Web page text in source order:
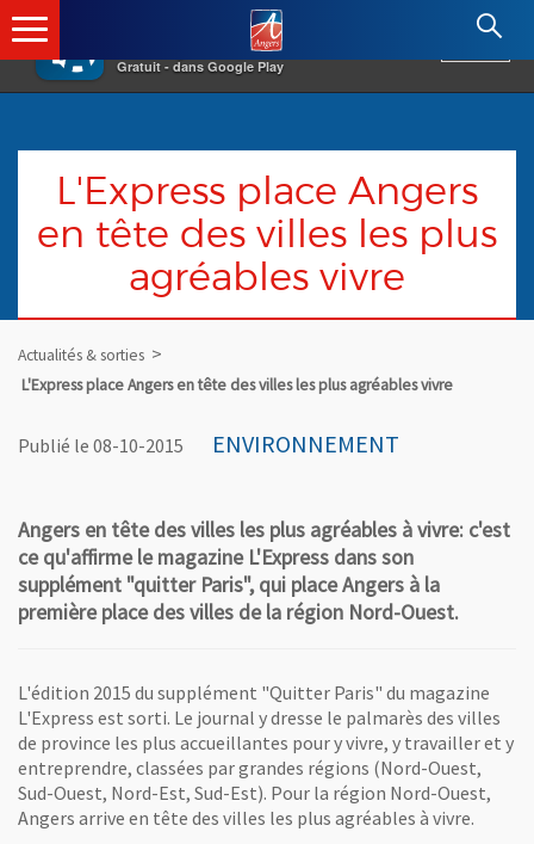
×
Gratuit - dans Google Play
Angers.fr : Retour à l'accueil
L'Express place Angers
en tête des villes les plus
agréables vivre
Actualités & sorties
L'Express place Angers en tête des villes les plus agréables vivre
Publié le 08-10-2015 ENVIRONNEMENT
Angers en tête des villes les plus agréables à vivre: c'est
ce qu'affirme le magazine L'Express dans son
supplément "quitter Paris", qui place Angers à la
première place des villes de la région Nord-Ouest.
L'édition 2015 du supplément "Quitter Paris" du magazine
L'Express est sorti. Le journal y dresse le palmarès des villes
de province les plus accueillantes pour y vivre, y travailler et y
entreprendre, classées par grandes régions (Nord-Ouest,
Sud-Ouest, Nord-Est, Sud-Est). Pour la région Nord-Ouest,
Angers arrive en tête des villes les plus agréables à vivre.